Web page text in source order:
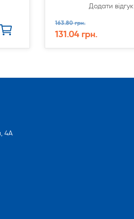
Додати відгук
163.80 грн.
131.04 грн.
4А